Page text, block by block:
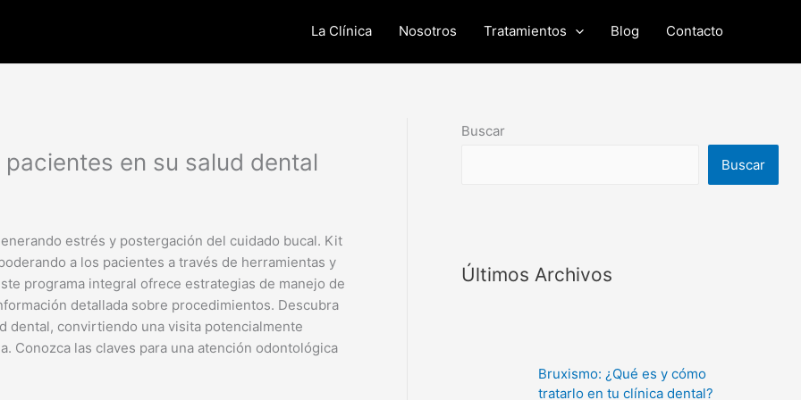
La Clínica Nosotros Tratamientos Blog Contacto
en su salud dental
estrés y postergación del cuidado bucal. Kit
a los pacientes a través de herramientas y
programa integral ofrece estrategias de manejo de
detallada sobre procedimientos. Descubra
dental, convirtiendo una visita potencialmente
Conozca las claves para una atención odontológica
Buscar
Buscar
Últimos Archivos
Bruxismo: ¿Qué es y cómo
tratarlo en tu clínica dental?